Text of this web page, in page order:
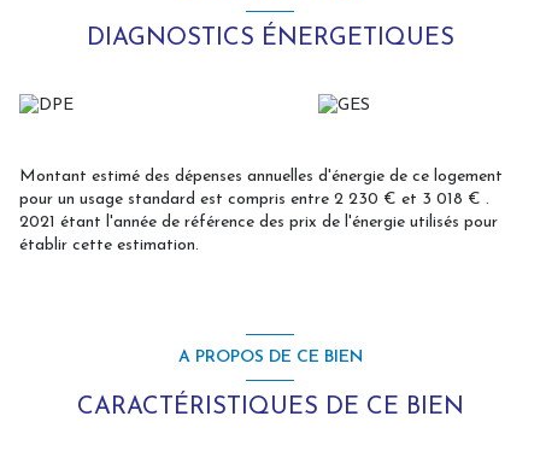
DIAGNOSTICS ÉNERGETIQUES
Montant estimé des dépenses annuelles d'énergie de ce logement
pour un usage standard est compris entre 2 230 € et 3 018 € .
2021 étant l'année de référence des prix de l'énergie utilisés pour
établir cette estimation.
A PROPOS DE CE BIEN
CARACTÉRISTIQUES DE CE BIEN